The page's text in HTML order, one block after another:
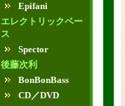
Epifani
エレクトリックベー
ス
Spector
後藤次利
BonBonBass
CD／DVD